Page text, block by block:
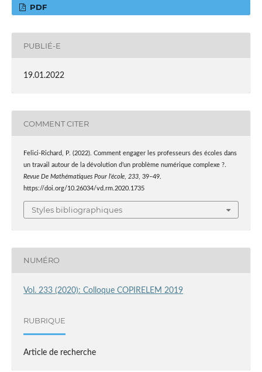
PDF
PUBLIÉ-E
19.01.2022
COMMENT CITER
Felici-Richard, P. (2022). Comment engager les professeurs des écoles dans
un travail autour de la dévolution d’un problème numérique complexe ?.
Revue De Mathématiques Pour l’école, 233, 39–49.
https://doi.org/10.26034/vd.rm.2020.1735
Styles bibliographiques
NUMÉRO
Vol. 233 (2020): Colloque COPIRELEM 2019
RUBRIQUE
Article de recherche